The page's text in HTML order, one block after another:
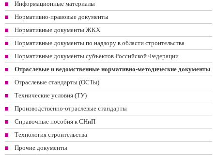
Информационные материалы
Нормативно-правовые документы
Нормативные документы ЖКХ
Нормативные документы по надзору в области строительства
Нормативные документы субъектов Российской Федерации
Отраслевые и ведомственные нормативно-методические документы
Отраслевые стандарты (ОСТы)
Технические условия (ТУ)
Производственно-отраслевые стандарты
Справочные пособия к СНиП
Технология строительства
Прочие документы